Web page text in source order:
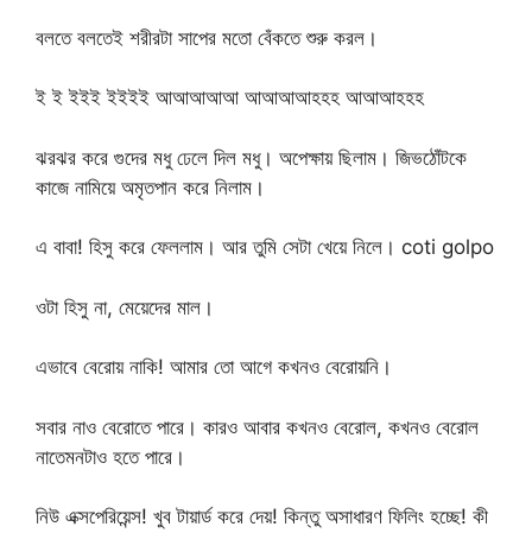
বলতে বলতেই শরীরটা সাপের মতো বেঁকতে শুরু করল।
ই ই ইইই ইইইই আআআআআ আআআআহহহ আআআহহহ
ঝরঝর করে গুদের মধু ঢেলে দিল মধু। অপেক্ষায় ছিলাম। জিভঠোঁটকে
কাজে নামিয়ে অমৃতপান করে নিলাম।
এ বাবা! হিসু করে ফেললাম। আর তুমি সেটা খেয়ে নিলে। coti golpo
ওটা হিসু না, মেয়েদের মাল।
এভাবে বেরোয় নাকি! আমার তো আগে কখনও বেরোয়নি।
সবার নাও বেরোতে পারে। কারও আবার কখনও বেরোল, কখনও বেরোল
নাতেমনটাও হতে পারে।
নিউ এক্সপেরিয়েন্স! খুব টায়ার্ড করে দেয়! কিন্তু অসাধারণ ফিলিং হচ্ছে! কী